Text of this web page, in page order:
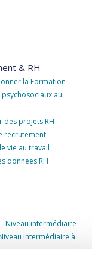
& RH
la Formation
au
des projets RH
recrutement
vie au travail
données RH
Niveau intermédiaire
intermédiaire à